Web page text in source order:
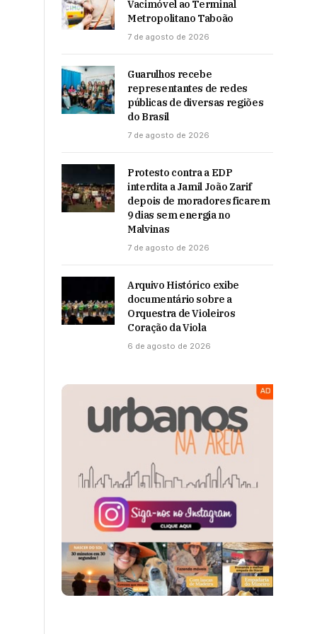
Vacimóvel ao Terminal
Metropolitano Taboão
7 de agosto de 2026
Guarulhos recebe
representantes de redes
públicas de diversas regiões
do Brasil
7 de agosto de 2026
Protesto contra a EDP
interdita a Jamil João Zarif
depois de moradores ficarem
9 dias sem energia no
Malvinas
7 de agosto de 2026
Arquivo Histórico exibe
documentário sobre a
Orquestra de Violeiros
Coração da Viola
6 de agosto de 2026